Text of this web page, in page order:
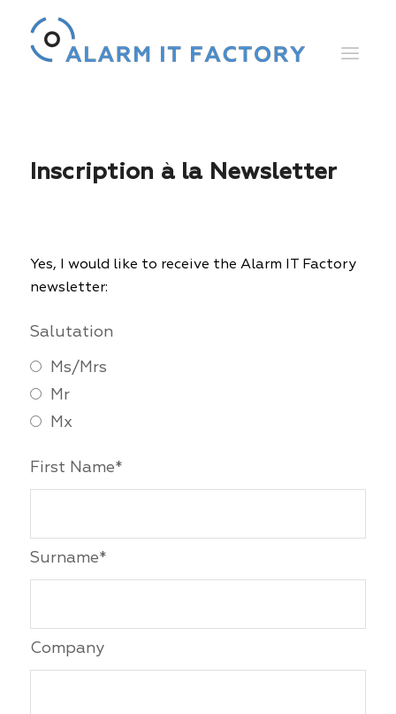
Inscription à la Newsletter
Yes, I would like to receive the Alarm IT Factory
newsletter:
Salutation
Ms/Mrs
Mr
Mx
First Name*
Surname*
Company